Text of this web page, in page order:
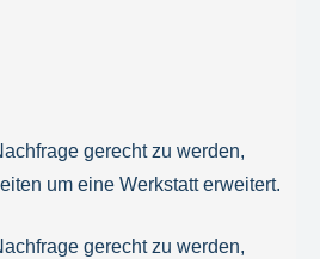
gerecht zu werden,
um eine Werkstatt erweitert.
gerecht zu werden,